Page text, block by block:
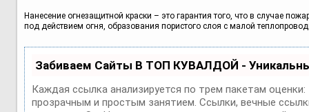
Нанесение огнезащитной краски – это гарантия того, что в случае
под действием огня, образования пористого слоя с малой
Забиваем Сайты В ТОП КУВАЛДОЙ -
Каждая ссылка анализируется по трем пакетам оценки:
прозрачным и простым занятием. Ссылки, вечные